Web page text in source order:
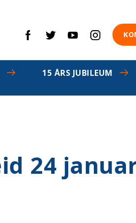
15 ÅRS JUBILEUM
24